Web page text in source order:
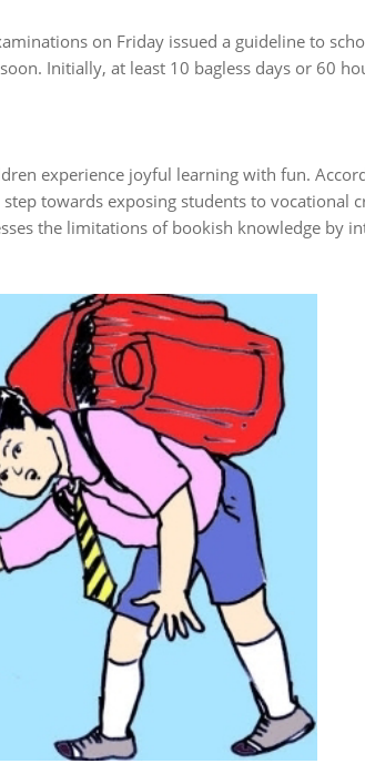
on Friday issued a guideline to
Initially, at least 10 bagless days or 60
experience joyful learning with fun.
towards exposing students to vocational
the limitations of bookish knowledge by